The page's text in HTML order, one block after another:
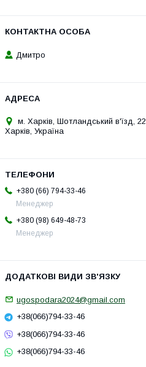
Дмитро
м. Харків, Шотландський в'їзд, 22,
Харків, Україна
+380 (66) 794-33-46
Менеджер
+380 (98) 649-48-73
Менеджер
ugospodara2024@gmail.com
+38(066)794-33-46
+38(066)794-33-46
+38(066)794-33-46